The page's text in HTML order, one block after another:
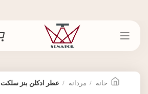
خانه مردانه عطر ادکلن بنز سلکت Select Benz